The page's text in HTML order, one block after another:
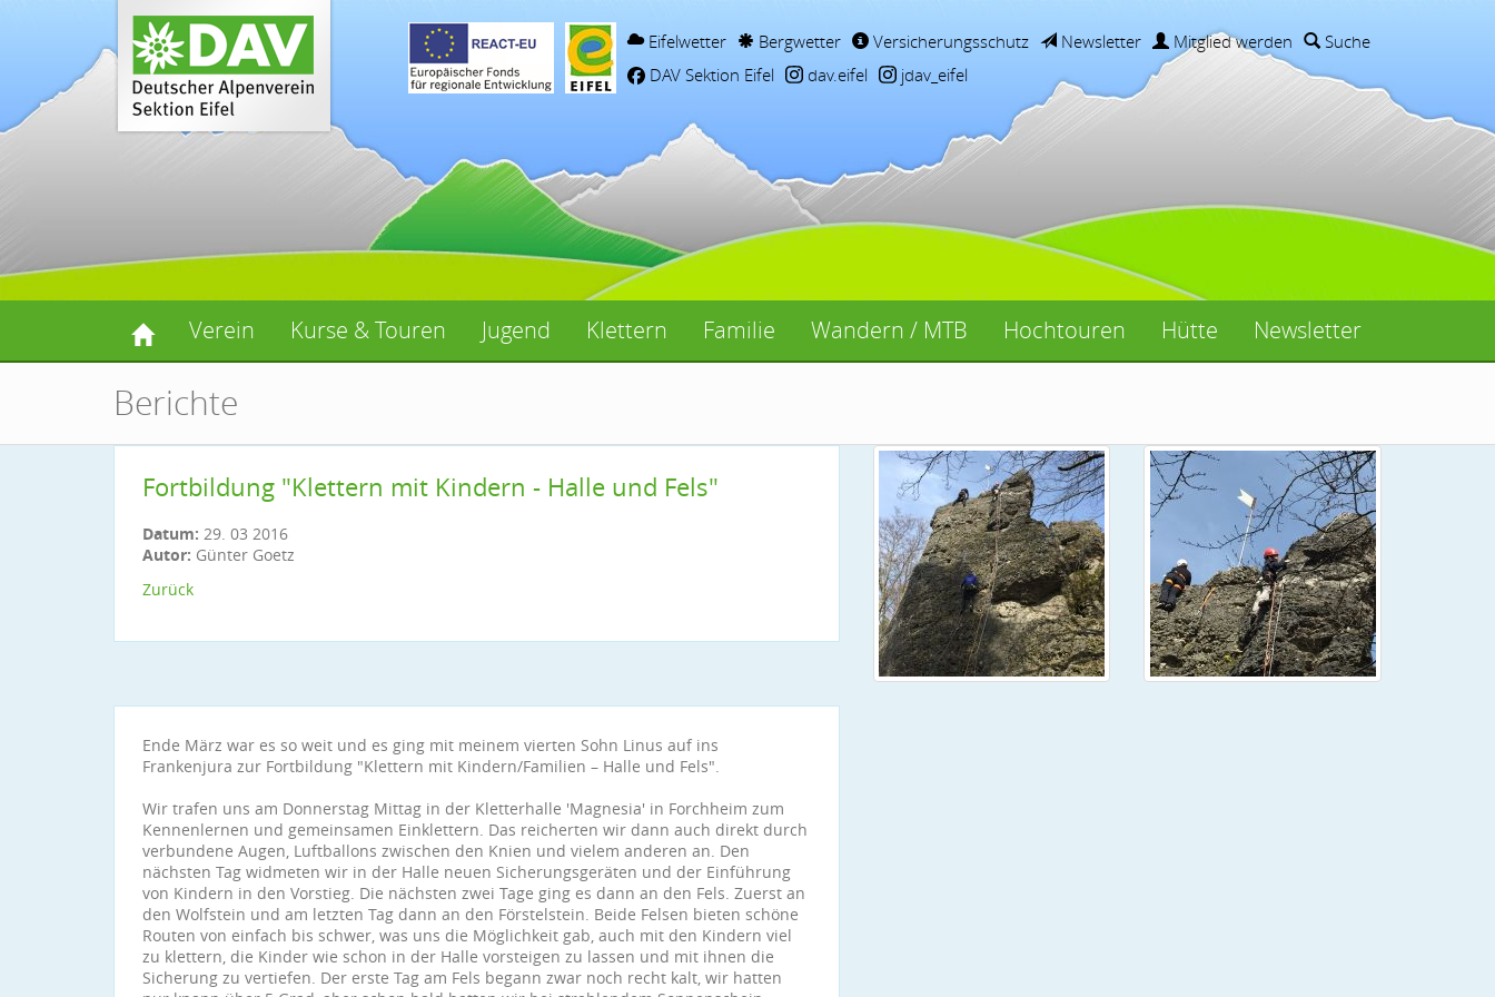
Eifelwetter Bergwetter Versicherungsschutz Newsletter Mitglied werden
Suche
DAV Sektion Eifel
dav.eifel jdav_eifel
Verein Kurse & Touren Jugend Klettern Familie Wandern / MTB Hochtouren Hütte Newsletter
Berichte
Fortbildung "Klettern mit Kindern - Halle und Fels"
Datum: 29. 03 2016
Autor: Günter Goetz
Zurück
Ende März war es so weit und es ging mit meinem vierten Sohn Linus auf ins
Frankenjura zur Fortbildung "Klettern mit Kindern/Familien – Halle und Fels".
Wir trafen uns am Donnerstag Mittag in der Kletterhalle 'Magnesia' in Forchheim zum
Kennenlernen und gemeinsamen Einklettern. Das reicherten wir dann auch direkt durch
verbundene Augen, Luftballons zwischen den Knien und vielem anderen an. Den
nächsten Tag widmeten wir in der Halle neuen Sicherungsgeräten und der Einführung
von Kindern in den Vorstieg. Die nächsten zwei Tage ging es dann an den Fels. Zuerst an
den Wolfstein und am letzten Tag dann an den Förstelstein. Beide Felsen bieten schöne
Routen von einfach bis schwer, was uns die Möglichkeit gab, auch mit den Kindern viel
zu klettern, die Kinder wie schon in der Halle vorsteigen zu lassen und mit ihnen die
Sicherung zu vertiefen. Der erste Tag am Fels begann zwar noch recht kalt, wir hatten